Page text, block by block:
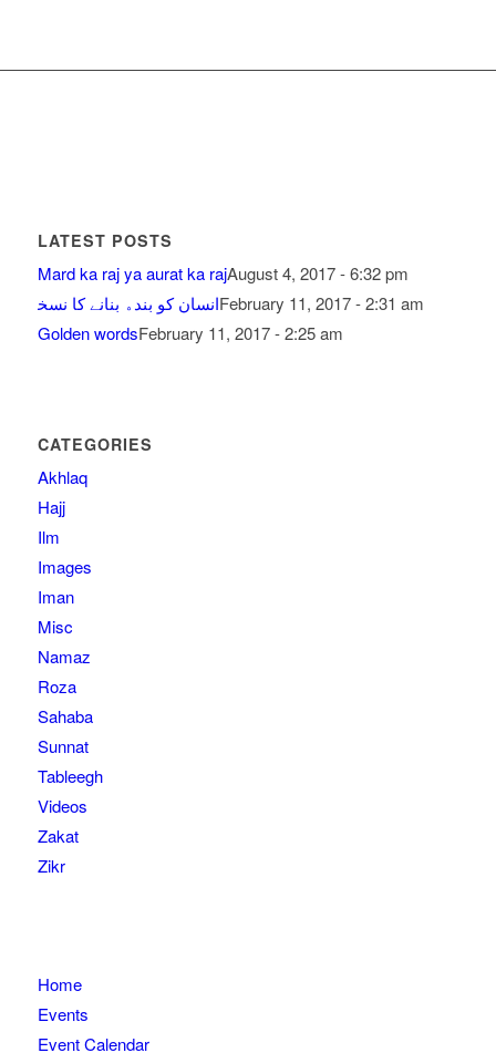
LATEST POSTS
Mard ka raj ya aurat ka rajAugust 4, 2017 - 6:32 pm
ﺍﻧﺴﺎﻥ ﮐﻮ ﺑﻨﺪﮦ ﺑﻨﺎﻧﮯ ﮐﺎ ﻧﺴﺨFebruary 11, 2017 - 2:31 am
Golden wordsFebruary 11, 2017 - 2:25 am
CATEGORIES
Akhlaq
Hajj
Ilm
Images
Iman
Misc
Namaz
Roza
Sahaba
Sunnat
Tableegh
Videos
Zakat
Zikr
Home
Events
Event Calendar